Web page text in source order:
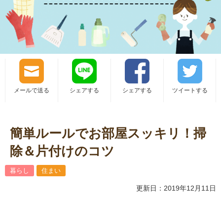
メールで送る シェアする シェアする ツイートする
簡単ルールでお部屋スッキリ！掃
除＆片付けのコツ
暮らし 住まい
更新日：2019年12月11日